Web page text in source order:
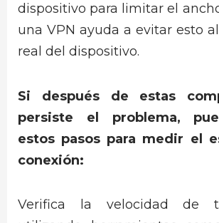
dispositivo para limitar el
una VPN ayuda a evitar esto
real del dispositivo.
Si después de estas
persiste el problema,
estos pasos para medir el
conexión:
Verifica la velocidad de